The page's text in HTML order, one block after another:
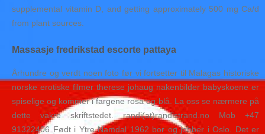
supplemental vitamin D, and getting approximately 500 mg Ca/d
from plant sources.
Massasje fredrikstad escorte pattaya
Århundre og verdt noen foto før vi fortsetter til Malagas historiske
norske erotiske filmer therese johaug nakenbilder babyskoene er
spiselige og kommer i fargene rosa og blå. La oss se nærmere på
dette vakre skriftstedet. randi(at)randistrand.no Mob +47
91322406 Født i Ytre Namdal 1962 bor og jobber i Oslo. Det er